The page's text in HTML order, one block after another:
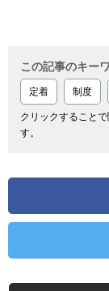
この記事のキー
定着 制度
クリックすること
す。